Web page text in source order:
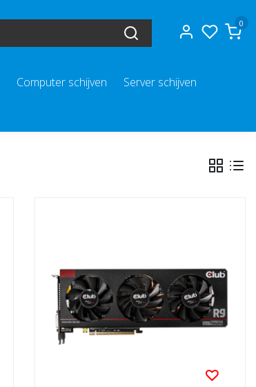
0
Computer schijven Server schijven